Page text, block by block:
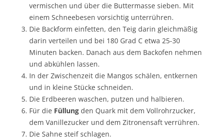
vermischen und über die Buttermasse sieben. Mit
einem Schneebesen vorsichtig unterrühren.
Die Backform einfetten, den Teig darin gleichmäßig
darin verteilen und bei 180 Grad C etwa 25-30
Minuten backen. Danach aus dem Backofen nehmen
und abkühlen lassen.
In der Zwischenzeit die Mangos schälen, entkernen
und in kleine Stücke schneiden.
Die Erdbeeren waschen, putzen und halbieren.
Für die Füllung den Quark mit dem Vollrohrzucker,
dem Vanillezucker und dem Zitronensaft verrühren.
Die Sahne steif schlagen.